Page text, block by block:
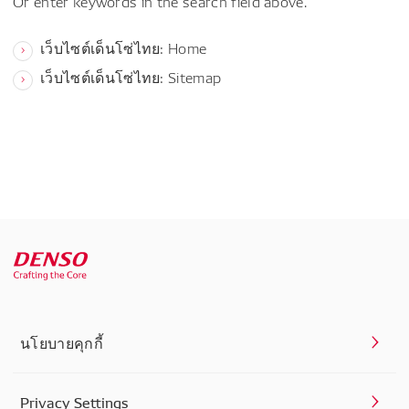
เว็บไซต์เด็นโซ่ไทย: Home
เว็บไซต์เด็นโซ่ไทย: Sitemap
นโยบายคุกกี้
Privacy Settings